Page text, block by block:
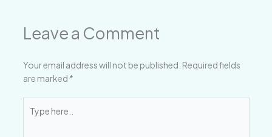
Leave a Comment
Your email address will not be published. Required fields
are marked *
here..